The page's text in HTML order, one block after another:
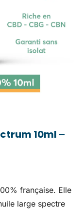
10ml –
française. Elle
large spectre